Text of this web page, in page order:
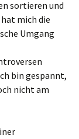
sortieren und
mich die
Umgang
bin gespannt,
nicht am